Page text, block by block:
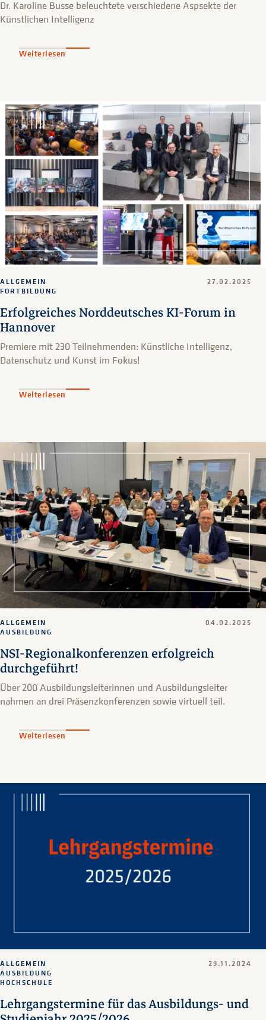
Dr. Karoline Busse beleuchtete verschiedene Aspsekte der
Künstlichen Intelligenz
Weiterlesen
Erfolgreiches Norddeutsches KI-Forum in
Hannover
ALLGEMEIN
FORTBILDUNG
27.02.2025
Premiere mit 230 Teilnehmenden: Künstliche Intelligenz,
Datenschutz und Kunst im Fokus!
Weiterlesen
NSI-Regionalkonferenzen erfolgreich
durchgeführt!
ALLGEMEIN
AUSBILDUNG
04.02.2025
Über 200 Ausbildungsleiterinnen und Ausbildungsleiter
nahmen an drei Präsenzkonferenzen sowie virtuell teil.
Weiterlesen
Lehrgangstermine für das Ausbildungs- und
ALLGEMEIN
AUSBILDUNG
HOCHSCHULE
29.11.2024